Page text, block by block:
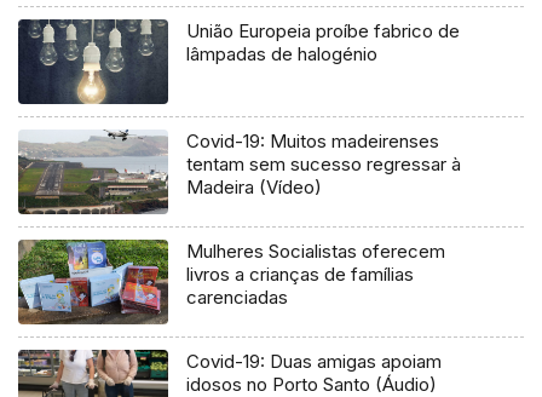
União Europeia proíbe fabrico de
lâmpadas de halogénio
Covid-19: Muitos madeirenses
tentam sem sucesso regressar à
Madeira (Vídeo)
Mulheres Socialistas oferecem
livros a crianças de famílias
carenciadas
Covid-19: Duas amigas apoiam
idosos no Porto Santo (Áudio)